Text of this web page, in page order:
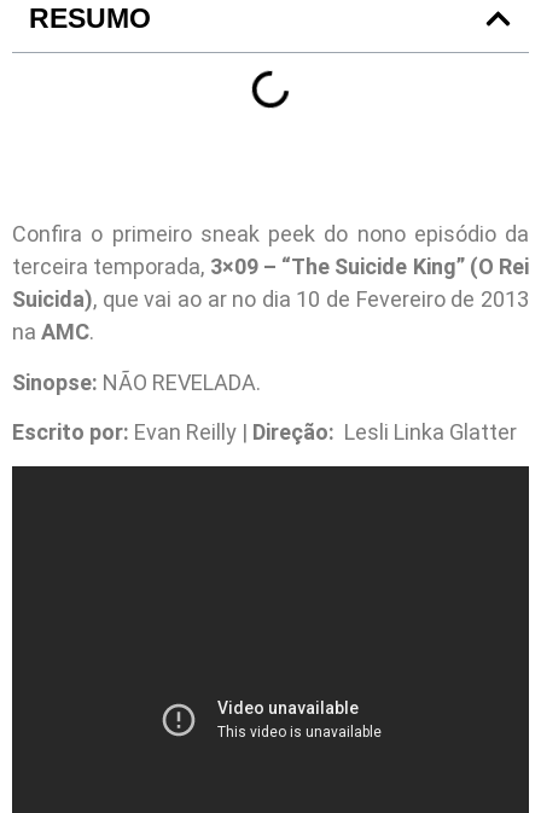
RESUMO
Confira o primeiro sneak peek do nono episódio da
terceira temporada, 3×09 – “The Suicide King” (O Rei
Suicida), que vai ao ar no dia 10 de Fevereiro de 2013
na AMC.
Sinopse: NÃO REVELADA.
Escrito por: Evan Reilly | Direção: Lesli Linka Glatter